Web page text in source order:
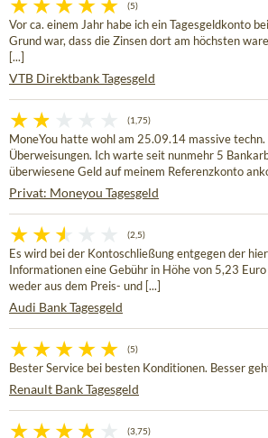
(5)
Vor ca. einem Jahr habe ich ein Tagesgeldkonto
Grund war, dass die Zinsen dort am höchsten
[...]
VTB Direktbank Tagesgeld
(1,75)
MoneYou hatte wohl am 25.09.14 massive
Überweisungen. Ich warte seit nunmehr 5
überwiesene Geld auf meinem Referenzkonto
Privat: Moneyou Tagesgeld
(2,5)
Es wird bei der Kontoschließung entgegen der
Informationen eine Gebühr in Höhe von 5,23
weder aus dem Preis- und [...]
Audi Bank Tagesgeld
(5)
Bester Service bei besten Konditionen. Besser
Renault Bank Tagesgeld
(3,75)